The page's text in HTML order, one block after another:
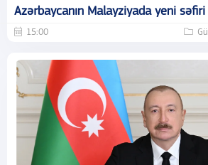
Azərbaycanın Malayziyada yeni
15:00